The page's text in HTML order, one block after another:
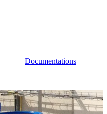
Documentations